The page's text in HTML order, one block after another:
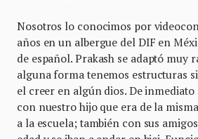
Nosotros lo conocimos por
años en un albergue del DIF en
de español. Prakash se adaptó muy
alguna forma tenemos estructuras
el creer en algún dios. De
con nuestro hijo que era de la
a la escuela; también con sus